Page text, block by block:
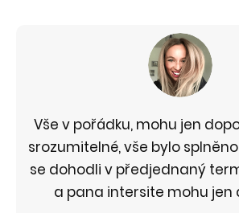
Vše v pořádku, mohu jen
srozumitelné, vše bylo
se dohodli v předjednaný
a pana intersite mohu jen